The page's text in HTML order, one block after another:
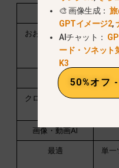
特徴
おおよその月額費
AIモデル
クロード／ジェミ
画像・動画AI
最適
単
🎨 画像生成：
GPTイメージ2,
AIチャット：
ード・ソネット
K3
50%オフ